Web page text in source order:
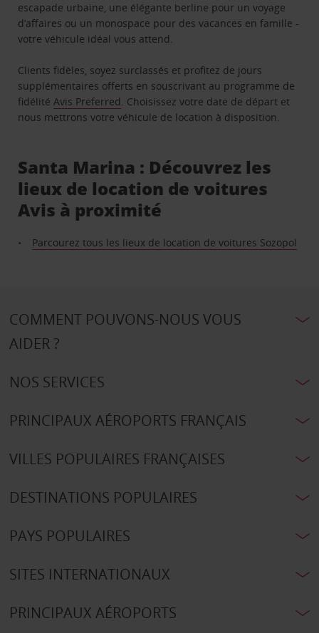
escapade urbaine, une élégante berline pour un voyage
d’affaires ou un monospace pour des vacances en famille -
votre véhicule idéal vous attend.
Clients fidèles, soyez surclassés et profitez de jours
supplémentaires offerts en souscrivant au programme de
fidélitéAvis Preferred. Choisissez votre date de départ et
nous mettrons votre véhicule de location à disposition.
Santa Marina : Découvrez les
lieux de location de voitures
Avis à proximité
Parcourez tous les lieux de location de voitures Sozopol
COMMENT POUVONS-NOUS VOUS
AIDER ?
NOS SERVICES
PRINCIPAUX AÉROPORTS FRANÇAIS
VILLES POPULAIRES FRANÇAISES
DESTINATIONS POPULAIRES
PAYS POPULAIRES
SITES INTERNATIONAUX
PRINCIPAUX AÉROPORTS